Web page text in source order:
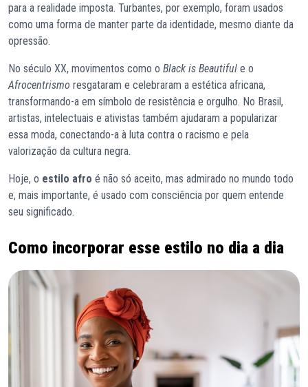
para a realidade imposta. Turbantes, por exemplo, foram usados
como uma forma de manter parte da identidade, mesmo diante da
opressão.
No século XX, movimentos como o Black is Beautiful e o
Afrocentrismo resgataram e celebraram a estética africana,
transformando-a em símbolo de resistência e orgulho. No Brasil,
artistas, intelectuais e ativistas também ajudaram a popularizar
essa moda, conectando-a à luta contra o racismo e pela
valorização da cultura negra.
Hoje, o estilo afro é não só aceito, mas admirado no mundo todo
e, mais importante, é usado com consciência por quem entende
seu significado.
Como incorporar esse estilo no dia a dia